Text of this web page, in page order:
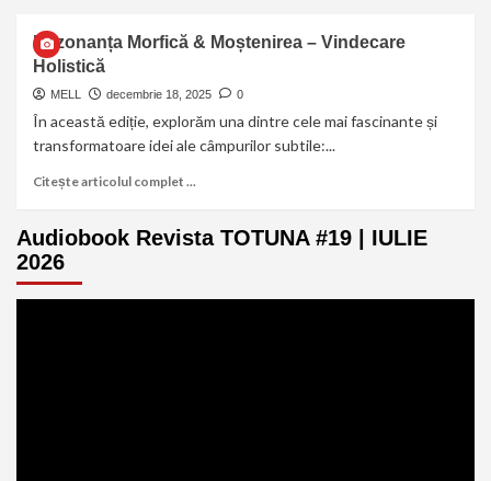
Rezonanța Morfică & Moștenirea – Vindecare
Holistică
MELL decembrie 18, 2025 0
În această ediție, explorăm una dintre cele mai fascinante și
transformatoare idei ale câmpurilor subtile:...
Citește articolul complet ...
Audiobook Revista TOTUNA #19 | IULIE
2026